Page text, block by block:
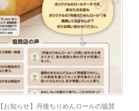
【お知らせ】丹後ちりめんロールの協賛